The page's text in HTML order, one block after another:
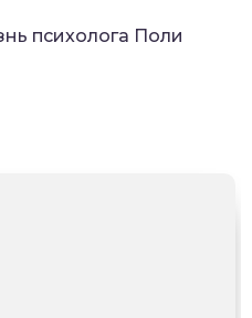
психолога Поли